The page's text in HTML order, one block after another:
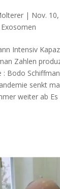
| Nov.
Intensiv
Zah­len
: Bodo
senkt
wei­ter ab Es